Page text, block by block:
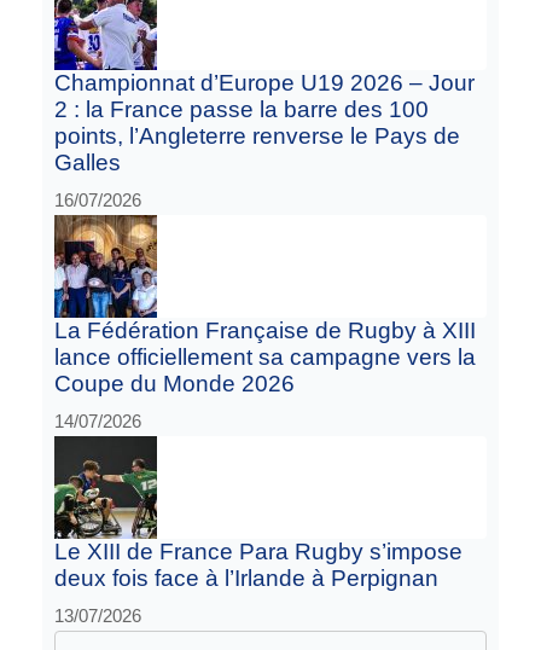
Championnat d’Europe U19 2026 – Jour
2 : la France passe la barre des 100
points, l’Angleterre renverse le Pays de
Galles
16/07/2026
La Fédération Française de Rugby à XIII
lance officiellement sa campagne vers la
Coupe du Monde 2026
14/07/2026
Le XIII de France Para Rugby s’impose
deux fois face à l’Irlande à Perpignan
13/07/2026